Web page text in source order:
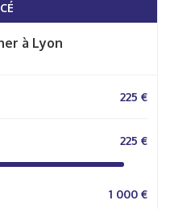
à Lyon
225 €
225 €
1 000 €